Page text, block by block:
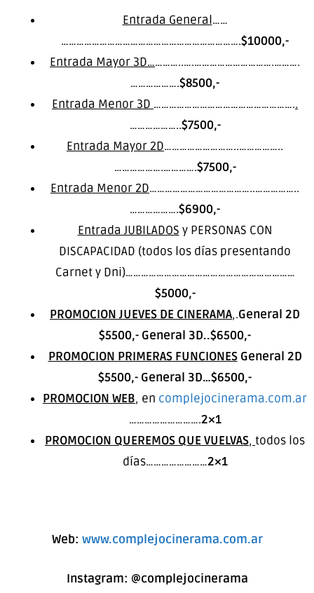
Entrada General……
…………………………………………………………….$10000,-
Entrada Mayor 3D…………..….………………………….……….
……………….$8500,-
Entrada Menor 3D ………………………………………………..
………………..$7500,-
Entrada Mayor 2D………………………..……………..
……………….………….$7500,-
Entrada Menor 2D…………………………………..……………..
……………….$6900,-
Entrada JUBILADOS y PERSONAS CON
DISCAPACIDAD (todos los días presentando
Carnet y Dni)…………………………………………………………
$5000,-
PROMOCION JUEVES DE CINERAMA,.General 2D
$5500,- General 3D..$6500,-
PROMOCION PRIMERAS FUNCIONES General 2D
$5500,- General 3D…$6500,-
PROMOCION WEB, en complejocinerama.com.ar
……………………….2×1
PROMOCION QUEREMOS QUE VUELVAS, todos los
días……………………2×1
Web: www.complejocinerama.com.ar
Instagram: @complejocinerama